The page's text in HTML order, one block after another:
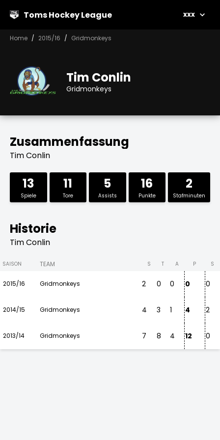
Toms Hockey League xxx
Home 2015/16 Gridmonkeys
Tim Conlin
Gridmonkeys
Zusammenfassung
Tim Conlin
13
Spiele
11
Tore
5
Assists
16
Punkte
2
Stafminuten
Historie
Tim Conlin
SAISON TEAM S T A P S
2015/16 Gridmonkeys 2 0 0 0 0
2014/15 Gridmonkeys 4 3 1 4 2
2013/14 Gridmonkeys 7 8 4 12 0